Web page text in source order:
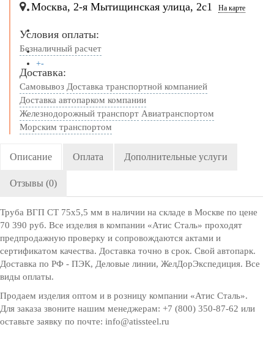
+-
СПРАВОЧНИК
Москва, 2-я Мытищинская улица, 2с1 На карте
Условия оплаты:
Безналичный расчет
Доставка:
Самовывоз Доставка транспортной компанией
Доставка автопарком компании
Железнодорожный транспорт Авиатранспортом
Морским транспортом
Описание Оплата Дополнительные услуги
Отзывы (0)
Труба ВГП СТ 75х5,5 мм в наличии на складе в Москве по цене
70 390 руб. Все изделия в компании «Атис Сталь» проходят
предпродажную проверку и сопровождаются актами и
сертификатом качества. Доставка точно в срок. Свой автопарк.
Доставка по РФ - ПЭК, Деловые линии, ЖелДорЭкспедиция. Все
виды оплаты.
Продаем изделия оптом и в розницу компании «Атис Сталь».
Для заказа звоните нашим менеджерам: +7 (800) 350-87-62 или
оставьте заявку по почте: info@atissteel.ru